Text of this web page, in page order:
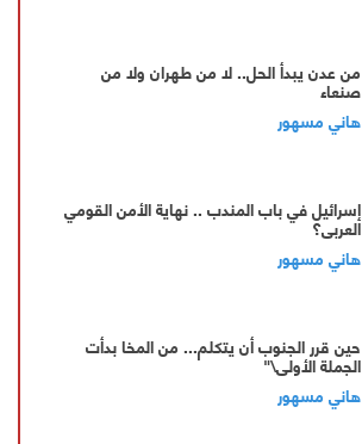
من عدن يبدأ الحل.. لا من طهران ولا من
صنعاء
هاني مسهور
إسرائيل في باب المندب .. نهاية الأمن القومي
العربي؟
هاني مسهور
حين قرر الجنوب أن يتكلم... من المخا بدأت
الجملة الأولى\"
هاني مسهور